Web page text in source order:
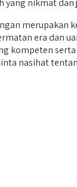
nikmat dan
era dan
kompeten
nasihat